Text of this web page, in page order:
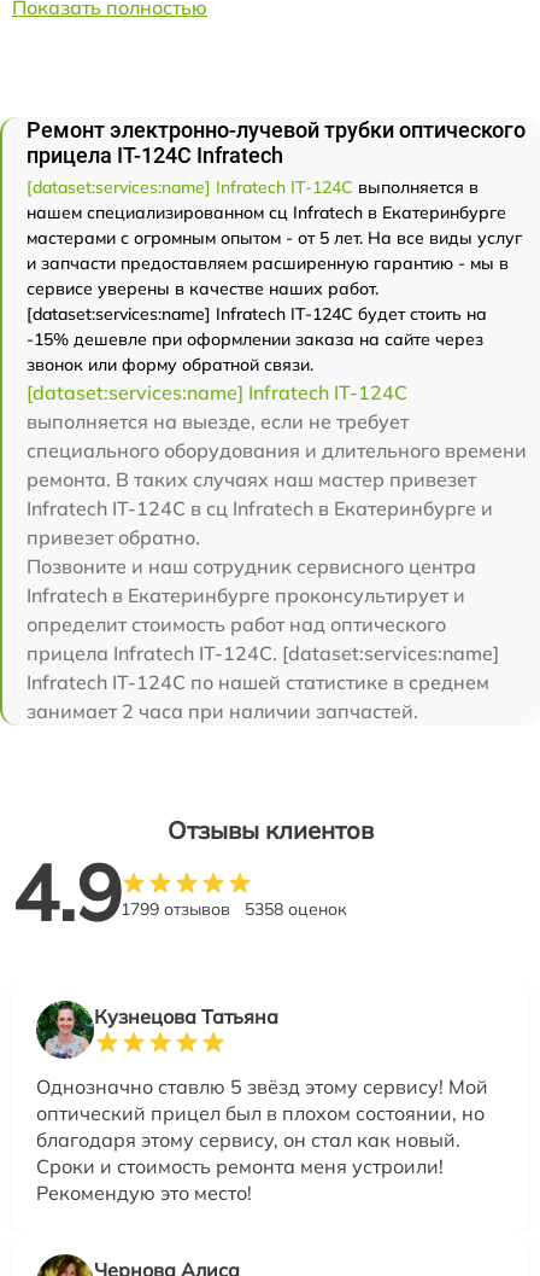
Показать полностью
Ремонт электронно-лучевой трубки оптического
прицела IT-124C Infratech
[dataset:services:name] Infratech IT-124C выполняется в
нашем специализированном сц Infratech в Екатеринбурге
мастерами с огромным опытом - от 5 лет. На все виды услуг
и запчасти предоставляем расширенную гарантию - мы в
сервисе уверены в качестве наших работ.
[dataset:services:name] Infratech IT-124C будет стоить на
-15% дешевле при оформлении заказа на сайте через
звонок или форму обратной связи.
[dataset:services:name] Infratech IT-124C
выполняется на выезде, если не требует
специального оборудования и длительного времени
ремонта. В таких случаях наш мастер привезет
Infratech IT-124C в сц Infratech в Екатеринбурге и
привезет обратно.
Позвоните и наш сотрудник сервисного центра
Infratech в Екатеринбурге проконсультирует и
определит стоимость работ над оптического
прицела Infratech IT-124C. [dataset:services:name]
Infratech IT-124C по нашей статистике в среднем
занимает 2 часа при наличии запчастей.
Отзывы клиентов
4.91799 отзывов 5358 оценок
Кузнецова Татьяна
Однозначно ставлю 5 звёзд этому сервису! Мой
оптический прицел был в плохом состоянии, но
благодаря этому сервису, он стал как новый.
Сроки и стоимость ремонта меня устроили!
Рекомендую это место!
Чернова Алиса